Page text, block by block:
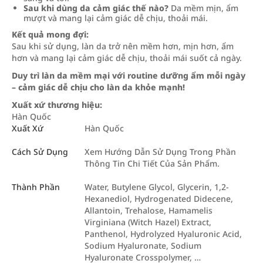
Sau khi dùng da cảm giác thế nào? Da mềm mịn, ẩm
mượt và mang lại cảm giác dễ chịu, thoải mái.
Kết quả mong đợi:
Sau khi sử dụng, làn da trở nên mềm hơn, mịn hơn, ẩm
hơn và mang lại cảm giác dễ chịu, thoải mái suốt cả ngày.
Duy trì làn da mềm mại với routine dưỡng ẩm mỗi ngày
– cảm giác dễ chịu cho làn da khỏe mạnh!
Xuất xứ thương hiệu:
Hàn Quốc
Xuất Xứ
Hàn Quốc
Cách Sử Dụng
Xem Hướng Dẫn Sử Dụng Trong Phần
Thông Tin Chi Tiết Của Sản Phẩm.
Thành Phần
Water, Butylene Glycol, Glycerin, 1,2-
Hexanediol, Hydrogenated Didecene,
Allantoin, Trehalose, Hamamelis
Virginiana (Witch Hazel) Extract,
Panthenol, Hydrolyzed Hyaluronic Acid,
Sodium Hyaluronate, Sodium
Hyaluronate Crosspolymer, …